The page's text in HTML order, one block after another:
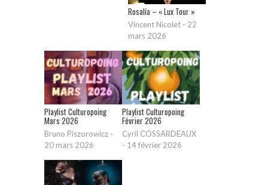
Rosalía – « Lux Tour »
Vincent Nicolet - 22
mars 2026
Playlist Culturopoing
Mars 2026
Bruno Piszorowicz -
20 mars 2026
Playlist Culturopoing
Février 2026
Cyril COSSARDEAUX
- 14 février 2026